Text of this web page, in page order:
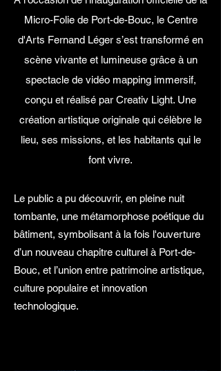
Micro-Folie de Port-de-Bouc, le Centre
d'Arts Fernand Léger s’est transformé en
scène vivante et lumineuse grâce à un
spectacle de vidéo mapping immersif,
conçu et réalisé par Creativ Light. Une
création artistique originale qui célèbre le
lieu, ses missions, et les habitants qui le
font vivre.
Le public a pu découvrir, en pleine nuit
tombante, une métamorphose poétique du
bâtiment, symbolisant à la fois l'ouverture
d’un nouveau chapitre culturel à Port-de-
Bouc, et l’union entre patrimoine artistique,
culture populaire et innovation
technologique.